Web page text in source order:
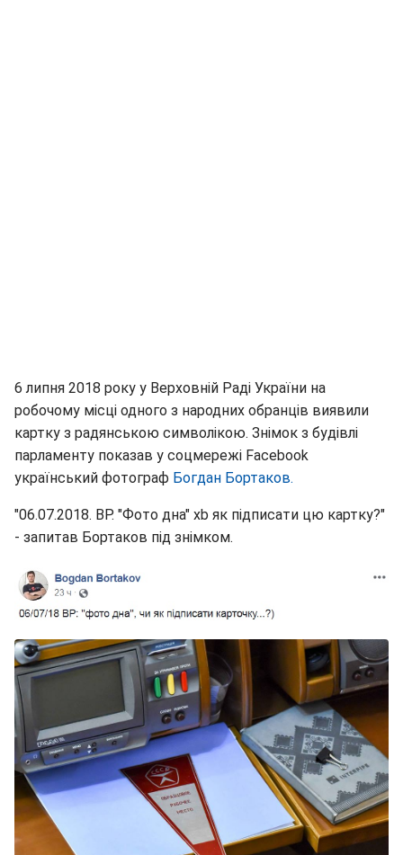
6 липня 2018 року у Верховній Раді України на
робочому місці одного з народних обранців виявили
картку з радянською символікою. Знімок з будівлі
парламенту показав у соцмережі Facebook
український фотограф Богдан Бортаков.
"06.07.2018. ВР. "Фото дна" xb як підписати цю картку?"
- запитав Бортаков під знімком.